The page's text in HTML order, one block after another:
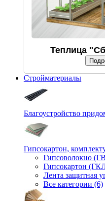
Теплица
Стройматериалы
Благоустройство
Гипсокартон,
Гипсоволокно
Гипсокартон
Лента защитная
Все категории (6)